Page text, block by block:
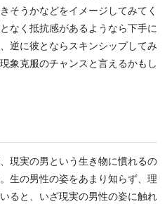
そうかなどをイメージしてみてく
なく抵抗感があるようなら下手に
逆に彼とならスキンシップしてみ
象克服のチャンスと言えるかもし
現実の男という生き物に慣れるの
生の男性の姿をあまり知らず、理
ると、いざ現実の男性の姿に触れ